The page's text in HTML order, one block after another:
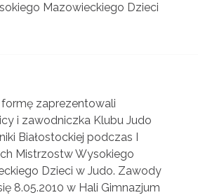
Mazowieckiego Dzieci
zaprezentowali
i zawodniczka Klubu Judo
Białostockiej podczas I
Mistrzostw Wysokiego
Dzieci w Judo. Zawody
8.05.2010 w Hali Gimnazjum